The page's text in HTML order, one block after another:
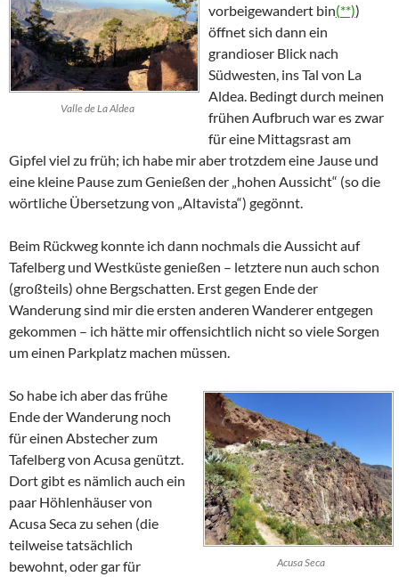
Valle de La Aldea
vorbeigewandert bin(**))
öffnet sich dann ein
grandioser Blick nach
Südwesten, ins Tal von La
Aldea. Bedingt durch meinen
frühen Aufbruch war es zwar
für eine Mittagsrast am
Gipfel viel zu früh; ich habe mir aber trotzdem eine Jause und
eine kleine Pause zum Genießen der „hohen Aussicht“ (so die
wörtliche Übersetzung von „Altavista“) gegönnt.
Beim Rückweg konnte ich dann nochmals die Aussicht auf
Tafelberg und Westküste genießen – letztere nun auch schon
(großteils) ohne Bergschatten. Erst gegen Ende der
Wanderung sind mir die ersten anderen Wanderer entgegen
gekommen – ich hätte mir offensichtlich nicht so viele Sorgen
um einen Parkplatz machen müssen.
Acusa Seca
So habe ich aber das frühe
Ende der Wanderung noch
für einen Abstecher zum
Tafelberg von Acusagenützt.
Dort gibt es nämlich auch ein
paar Höhlenhäuser von
Acusa Secazu sehen (die
teilweise tatsächlich
bewohnt, oder gar für